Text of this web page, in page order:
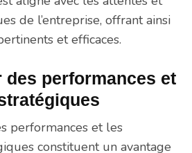
de l’entreprise, offrant ainsi
et efficaces.
performances et
performances et les
constituent un avantage